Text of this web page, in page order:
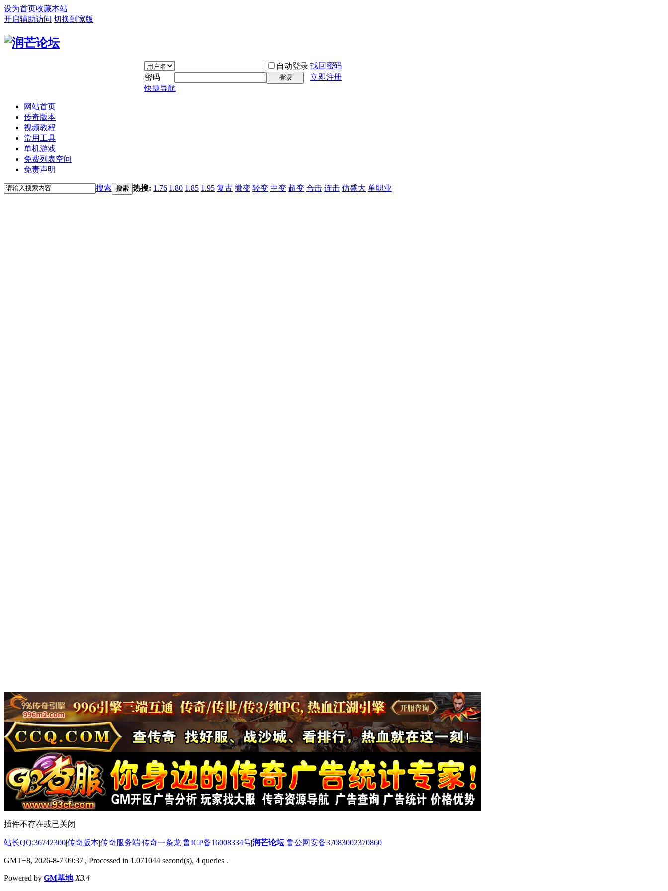
设为首页收藏本站
开启辅助访问 切换到宽版
自动登录 找回密码
密码
登录
立即注册
快捷导航
网站首页
传奇版本
视频教程
常用工具
单机游戏
免费列表空间
免责声明
搜索 搜索 热搜: 1.76 1.80 1.85 1.95 复古 微变 轻变 中变 超变 合击 连击 仿盛大 单职业
插件不存在或已关闭
站长QQ:36742300|传奇版本|传奇服务端|传奇一条龙|鲁ICP备16008334号|润芒论坛 鲁公网安备37083002370860
GMT+8, 2026-8-7 09:37 , Processed in 1.071044 second(s), 4 queries .
Powered by GM基地 X3.4